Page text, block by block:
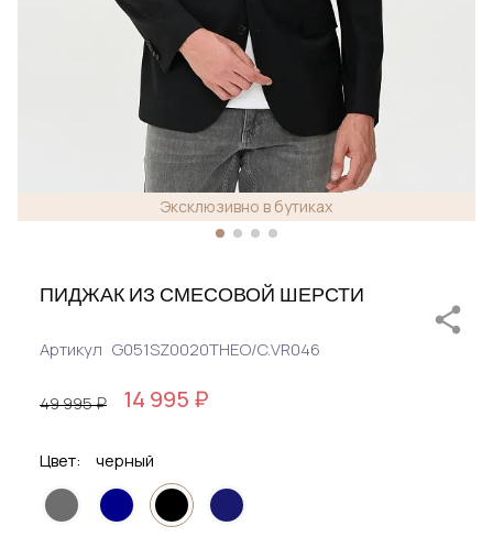
Эксклюзивно в бутиках
ПИДЖАК ИЗ СМЕСОВОЙ ШЕРСТИ
Артикул G051SZ0020THEO/C.VR046
49 995 ₽ 14 995 ₽
Цвет: черный